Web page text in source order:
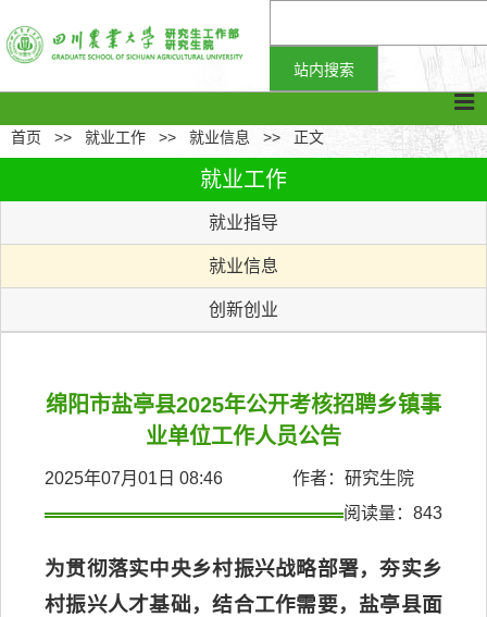
首页 >> 就业工作 >> 就业信息 >> 正文
就业工作
就业指导
就业信息
创新创业
绵阳市盐亭县2025年公开考核招聘乡镇事
业单位工作人员公告
2025年07月01日 08:46 作者：研究生院
阅读量： 843
为贯彻落实中央乡村振兴战略部署，夯实乡
村振兴人才基础，结合工作需要，盐亭县面